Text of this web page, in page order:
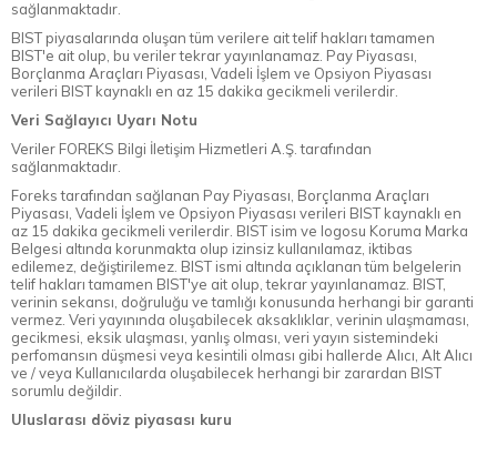
sağlanmaktadır.
BIST piyasalarında oluşan tüm verilere ait telif hakları tamamen
BIST'e ait olup, bu veriler tekrar yayınlanamaz. Pay Piyasası,
Borçlanma Araçları Piyasası, Vadeli İşlem ve Opsiyon Piyasası
verileri BIST kaynaklı en az 15 dakika gecikmeli verilerdir.
Veri Sağlayıcı Uyarı Notu
Veriler FOREKS Bilgi İletişim Hizmetleri A.Ş. tarafından
sağlanmaktadır.
Foreks tarafından sağlanan Pay Piyasası, Borçlanma Araçları
Piyasası, Vadeli İşlem ve Opsiyon Piyasası verileri BIST kaynaklı en
az 15 dakika gecikmeli verilerdir. BIST isim ve logosu Koruma Marka
Belgesi altında korunmakta olup izinsiz kullanılamaz, iktibas
edilemez, değiştirilemez. BIST ismi altında açıklanan tüm belgelerin
telif hakları tamamen BIST'ye ait olup, tekrar yayınlanamaz. BIST,
verinin sekansı, doğruluğu ve tamlığı konusunda herhangi bir garanti
vermez. Veri yayınında oluşabilecek aksaklıklar, verinin ulaşmaması,
gecikmesi, eksik ulaşması, yanlış olması, veri yayın sistemindeki
perfomansın düşmesi veya kesintili olması gibi hallerde Alıcı, Alt Alıcı
ve / veya Kullanıcılarda oluşabilecek herhangi bir zarardan BIST
sorumlu değildir.
Uluslarası döviz piyasası kuru